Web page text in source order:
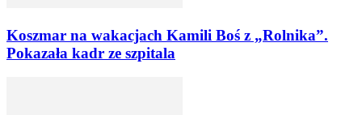
Koszmar na wakacjach Kamili Boś z „Rolnika”.
Pokazała kadr ze szpitala